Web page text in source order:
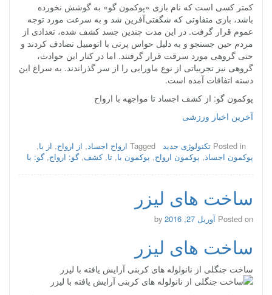
کمتر کسی است که نام بازی «پوکمون گو» به گوشش نخورده
باشد، بازی متفاوتی که شگفتی‌آفرین شد و به سرعت مورد توجه
عموم قرار گرفت. در این مدت چندین جسد کشف شده، تعدادی از
مردم حین جستجو و به دلیل حواس پرتی با اتومبیل تصادف کردند و
حتی گروهی مورد سرقت قرار گرفتند. اما در کنار این حوادث،
گروهی نیز تجربیاتی از نوع ماورایی را از سر گذراندند. به سراغ این
دسته اتفاقات آمده است.
پوکمون گو: از کشف اجساد تا مواجهه با ارواح
آخرین اخبار ورزشی
Posted in تکنولوژی جدید Tagged ارواح اجساد, از ارواح, از با,
پوکمون اجساد, پوکمون ارواح, پوکمون با, تا,کشف,گو: ارواح,گو: با
ساخت های لیزر
Posted on آوریل 27, 2016
ساخت های لیزر
ساخت جنگلی از نانولوله‌ های کربنی آرایش یافته با لیزر